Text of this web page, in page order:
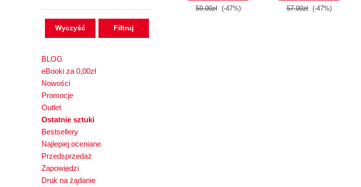
Wyczyść
BLOG
eBooki za 0,00zł
Nowości
Promocje
Outlet
Ostatnie sztuki
Bestsellery
Najlepiej oceniane
Przedsprzedaż
Zapowiedzi
Druk na żądanie
59.00zł (-47%) 57.00zł (-47%)